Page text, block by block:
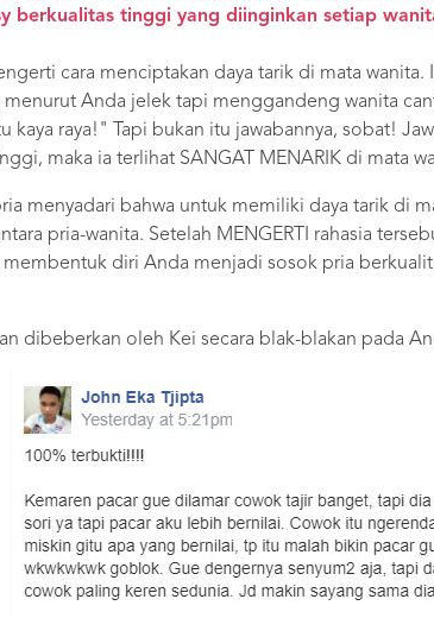
berkualitas tinggi yang diinginkan setiap
cara menciptakan daya tarik di mata
Anda jelek tapi menggandeng wanita
kaya raya!" Tapi bukan itu jawabannya, sobat!
maka ia terlihat SANGAT MENARIK di mata
menyadari bahwa untuk memiliki daya tarik di
pria-wanita. Setelah MENGERTI rahasia
diri Anda menjadi sosok pria
dibeberkan oleh Kei secara blak-blakan pada